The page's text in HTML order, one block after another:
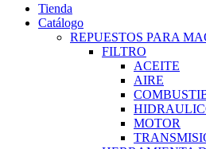
Tienda
Catálogo
REPUESTOS PARA
FILTRO
ACEITE
AIRE
MOTOR